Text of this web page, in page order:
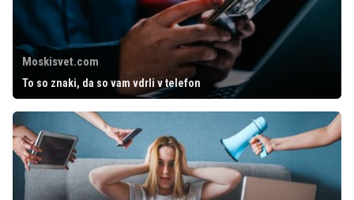
Moskisvet.com
To so znaki, da so vam vdrli v telefon